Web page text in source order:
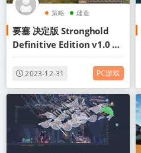
策略 建造
要塞 决定版 Stronghold
Definitive Edition v1.0 中
文网盘下载
2023-12-31 PC游戏